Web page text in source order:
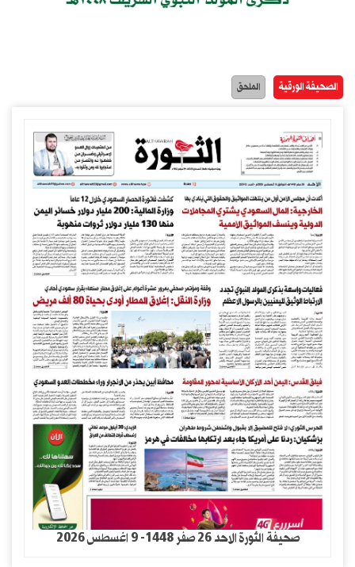
الصحيفة الورقية الملحق
صحيفة الثورة الاحد 26 صفر 1448- 9 اغسطس 2026